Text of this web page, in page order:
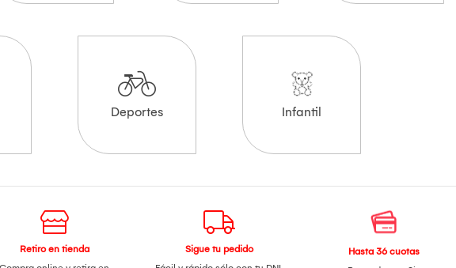
Deportes Infantil
Retiro en tienda
Sigue tu pedido
Hasta 36 cuotas